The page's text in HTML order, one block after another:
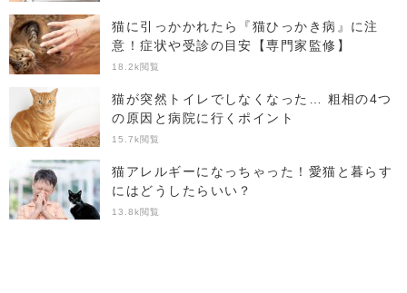
猫に引っかかれたら『猫ひっかき病』に注
意！症状や受診の目安【専門家監修】
18.2k閲覧
猫が突然トイレでしなくなった… 粗相の4つ
の原因と病院に行くポイント
15.7k閲覧
猫アレルギーになっちゃった！愛猫と暮らす
にはどうしたらいい？
13.8k閲覧